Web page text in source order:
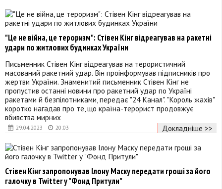
29.04.2023 20:03
"Це не війна, це тероризм": Стівен Кінг відреагував на ракетні
удари по житлових будинках України
Письменник Стівен Кінг відреагував на терористичний
масований ракетний удар. Він проінформував підписників про
жертви України. Знаменитий письменник Стівен Кінг не
пропустив останні новини про ракетний удар по Україні
ракетами й безпілотниками, передає "24 Канал". "Король жахів"
коротко нагадав про те, що країна-терорист продовжує
вбивства мирних
Докладніше >>
Стівен Кінг запропонував Ілону Маску передати гроші за його
галочку в Twitter у "Фонд Притули"